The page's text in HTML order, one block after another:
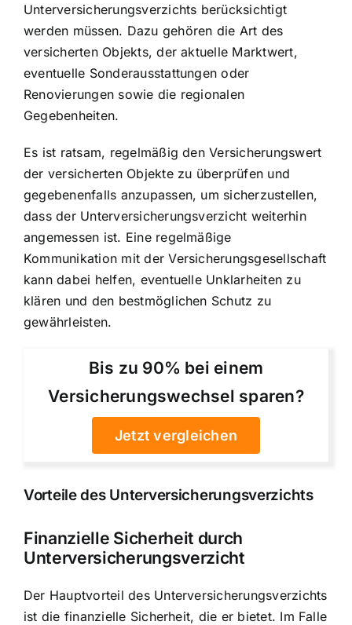
Unterversicherungsverzichts berücksichtigt
werden müssen. Dazu gehören die Art des
versicherten Objekts, der aktuelle Marktwert,
eventuelle Sonderausstattungen oder
Renovierungen sowie die regionalen
Gegebenheiten.
Es ist ratsam, regelmäßig denVersicherungswert
der versicherten Objektezu überprüfen und
gegebenenfalls anzupassen, um sicherzustellen,
dass der Unterversicherungsverzicht weiterhin
angemessen ist. Eine regelmäßige
Kommunikation mit der Versicherungsgesellschaft
kann dabei helfen, eventuelle Unklarheiten zu
klären und den bestmöglichen Schutz zu
gewährleisten.
Bis zu 90% bei einem
Versicherungswechsel sparen?
Jetzt vergleichen
Vorteile des Unterversicherungsverzichts
Finanzielle Sicherheit durch
Unterversicherungsverzicht
Der Hauptvorteil des Unterversicherungsverzichts
ist die finanzielle Sicherheit, die er bietet. Im Falle